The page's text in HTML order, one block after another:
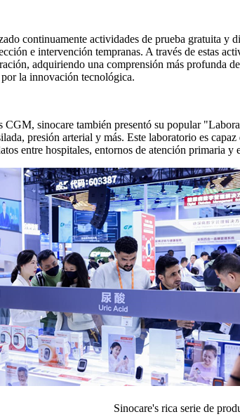
continuamente actividades de prueba gratuita
e intervención tempranas. A través de estas
adquiriendo una comprensión más profunda
la innovación tecnológica.
CGM, sinocare también presentó su popular
presión arterial y más. Este laboratorio es
entre hospitales, entornos de atención primaria y
Sinocare's rica serie de